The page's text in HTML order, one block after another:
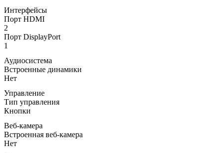
Интерфейсы
Порт HDMI
2
Порт DisplayPort
1
Аудиосистема
Встроенные динамики
Нет
Управление
Тип управления
Кнопки
Веб-камера
Встроенная веб-камера
Нет